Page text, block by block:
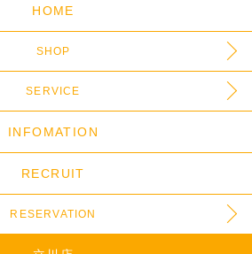
HOME
SHOP
SERVICE
INFOMATION
RECRUIT
RESERVATION